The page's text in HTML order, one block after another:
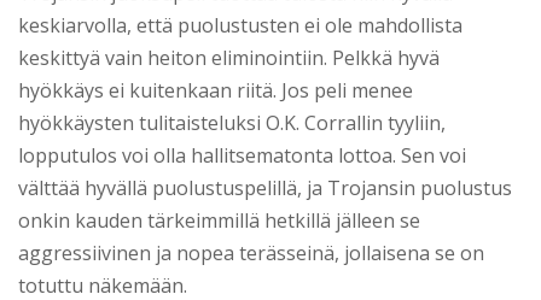
keskiarvolla, että puolustusten ei ole mahdollista
keskittyä vain heiton eliminointiin. Pelkkä hyvä
hyökkäys ei kuitenkaan riitä. Jos peli menee
hyökkäysten tulitaisteluksi O.K. Corrallin tyyliin,
lopputulos voi olla hallitsematonta lottoa. Sen voi
välttää hyvällä puolustuspelillä, ja Trojansin puolustus
onkin kauden tärkeimmillä hetkillä jälleen se
aggressiivinen ja nopea terässeinä, jollaisena se on
totuttu näkemään.